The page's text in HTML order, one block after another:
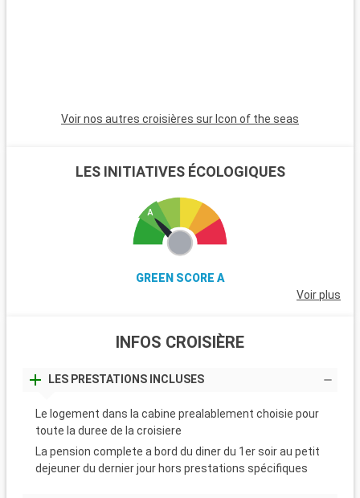
Voir nos autres croisières sur Icon of the seas
LES INITIATIVES ÉCOLOGIQUES
GREEN SCORE A
Voir plus
INFOS CROISIÈRE
LES PRESTATIONS INCLUSES
Le logement dans la cabine prealablement choisie pour
toute la duree de la croisiere
La pension complete a bord du diner du 1er soir au petit
dejeuner du dernier jour hors prestations spécifiques